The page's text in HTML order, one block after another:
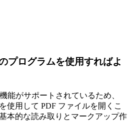
プログラムを使用すればよ
能がサポートされているため、
使用して PDF ファイルを開くこ
本的な読み取りとマークアップ作